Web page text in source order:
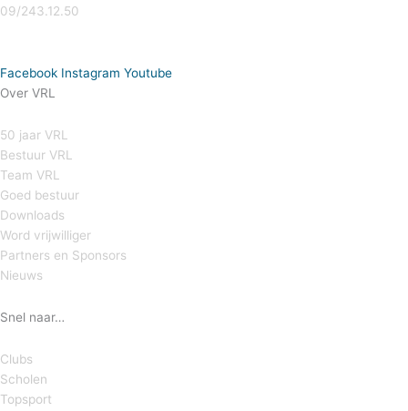
09/243.12.50
Facebook Instagram Youtube
Over VRL
50 jaar VRL
Bestuur VRL
Team VRL
Goed bestuur
Downloads
Word vrijwilliger
Partners en Sponsors
Nieuws
Snel naar…
Clubs
Scholen
Topsport